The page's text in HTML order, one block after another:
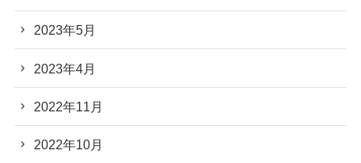
2023年5月
2023年4月
2022年11月
2022年10月